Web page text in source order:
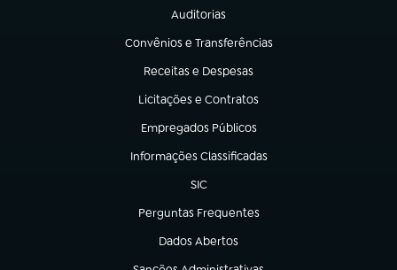
Auditorias
(abre em nova aba)
Convênios e Transferências
(abre em nova aba)
Receitas e Despesas
(abre em nova aba)
Licitações e Contratos
(abre em nova aba)
Empregados Públicos
(abre em nova aba)
Informações Classificadas
(abre em nova aba)
SIC
(abre em nova aba)
Perguntas Frequentes
(abre em nova aba)
Dados Abertos
(abre em nova aba)